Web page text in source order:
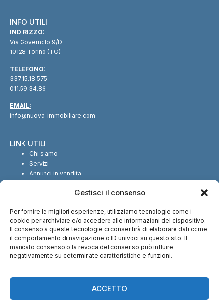
Gestisci il consenso
Per fornire le migliori esperienze, utilizziamo tecnologie come i
cookie per archiviare e/o accedere alle informazioni del dispositivo.
Il consenso a queste tecnologie ci consentirà di elaborare dati come
il comportamento di navigazione o ID univoci su questo sito. Il
mancato consenso o la revoca del consenso può influire
negativamente su determinate caratteristiche e funzioni.
ACCETTO
INFO UTILI
INDIRIZZO:
Via Governolo 9/D
10128 Torino (TO)
TELEFONO:
337.15.18.575
011.59.34.86
EMAIL:
info@nuova-immobiliare.com
LINK UTILI
Chi siamo
Servizi
Annunci in vendita
SEGUICI SUI SOCIAL
CI TROVI ANCHE SU: